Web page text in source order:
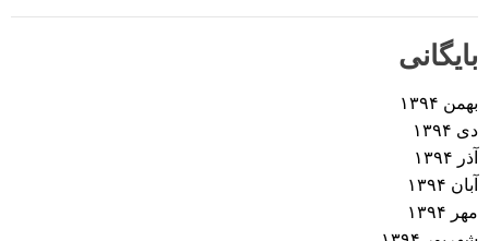
ی
ن
و
ش
ت
بایگانی
بهمن ۱۳۹۴
دی ۱۳۹۴
آذر ۱۳۹۴
آبان ۱۳۹۴
مهر ۱۳۹۴